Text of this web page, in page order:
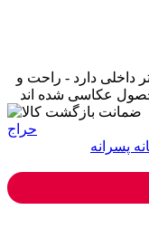
داخلی دارد - راحت و
عکاسی شده اند
حراج